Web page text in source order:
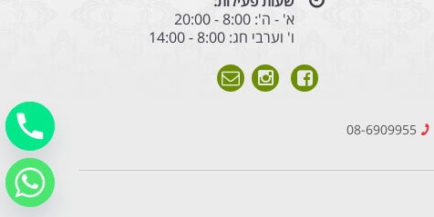
א' - ה': 8:00 - 20:00
ו' וערבי חג: 8:00 - 14:00